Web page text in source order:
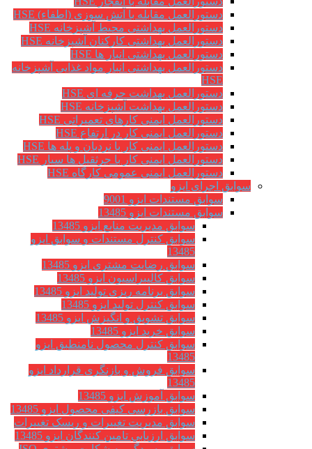
دستورالعمل مقابله با آتش سوزی (اطفاء) HSE
دستورالعمل بهداشتی محیط آشپزخانه HSE
دستورالعمل بهداشتی کارکنان آشپزخانه HSE
دستورالعمل بهداشتی انبار ها HSE
دستورالعمل بهداشتی انبار مواد غذایی آشپزخانه
HSE
دستورالعمل بهداشت حرفه ای HSE
دستورالعمل بهداشت آشپزخانه HSE
دستورالعمل ایمنی کارهای تعمیراتی HSE
دستورالعمل ایمنی کار در ارتفاع HSE
دستورالعمل ایمنی کار با نردبان و پله ها HSE
دستورالعمل ایمنی کار با جرثقیل ها سیار HSE
دستورالعمل ایمنی عمومی کارگاه HSE
سوابق اجرای ایزو
سوابق مستندات ایزو 9001
سوابق مستندات ایزو 13485
سوابق مدیریت منابع ایزو 13485
سوابق کنترل مستندات و سوابق ایزو
13485
سوابق رضایت مشتری ایزو 13485
سوابق كاليبراسيون ایزو 13485
سوابق برنامه ریزی تولید ایزو 13485
سوابق کنترل تولید ایزو 13485
سوابق تشویق و انگیزش ایزو 13485
سوابق خرید ایزو 13485
سوابق کنترل محصول نامنطبق ایزو
13485
سوابق فروش و بازنگری قرارداد ایزو
13485
سوابق آموزش ایزو 13485
سوابق بازرسی کیفی محصول ایزو 13485
سوابق مدیریت تغییرات و ریسک تغییرات
سوابق ارزيابي تامين كنندگان ایزو 13485